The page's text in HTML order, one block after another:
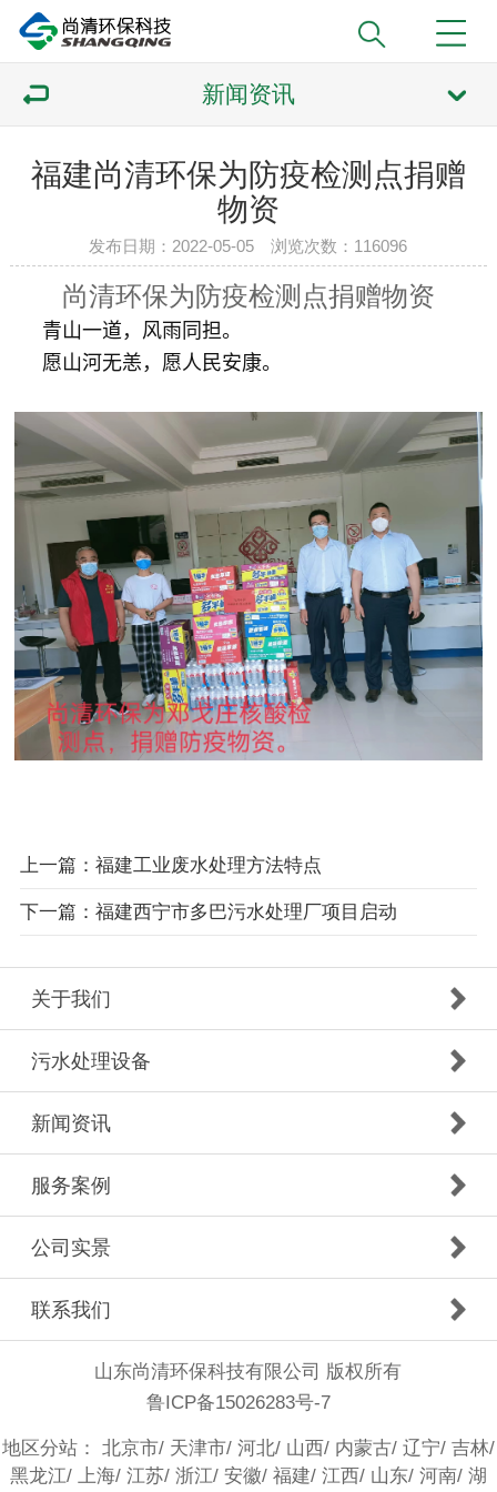
新闻资讯
福建尚清环保为防疫检测点捐赠
物资
发布日期：2022-05-05 浏览次数： 116096
尚清环保为防疫检测点捐赠物资
青山一道，风雨同担。
愿山河无恙，愿人民安康。
上一篇：福建工业废水处理方法特点
下一篇：福建西宁市多巴污水处理厂项目启动
关于我们
污水处理设备
新闻资讯
服务案例
公司实景
联系我们
山东尚清环保科技有限公司 版权所有
鲁ICP备15026283号-7
地区分站： 北京市/ 天津市/ 河北/ 山西/ 内蒙古/ 辽宁/ 吉林/
黑龙江/ 上海/ 江苏/ 浙江/ 安徽/ 福建/ 江西/ 山东/ 河南/ 湖